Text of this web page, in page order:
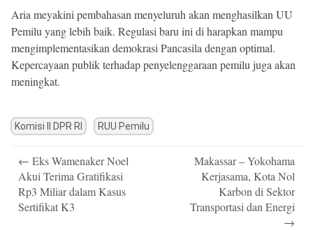
Aria meyakini pembahasan menyeluruh akan menghasilkan UU
Pemilu yang lebih baik. Regulasi baru ini di harapkan mampu
mengimplementasikan demokrasi Pancasila dengan optimal.
Kepercayaan publik terhadap penyelenggaraan pemilu juga akan
meningkat.​​​​​​​​​​​​​​​​
Komisi II DPR RI RUU Pemilu
navigation
← Eks Wamenaker Noel
Akui Terima Gratifikasi
Rp3 Miliar dalam Kasus
Sertifikat K3
Makassar – Yokohama
Kerjasama, Kota Nol
Karbon di Sektor
Transportasi dan Energi
→